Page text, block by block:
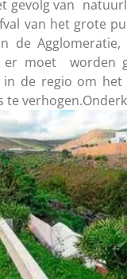
gevolg van
van het grote
de Agglomeratie,
er moet worden
in de regio om het
te